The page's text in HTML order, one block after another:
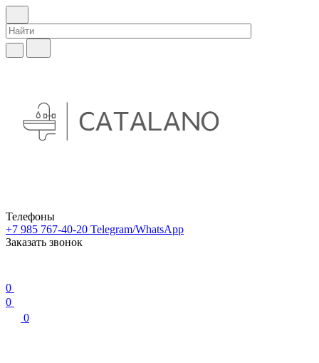
Телефоны
+7 985 767-40-20 Telegram/WhatsApp
Заказать звонок
0
0
0